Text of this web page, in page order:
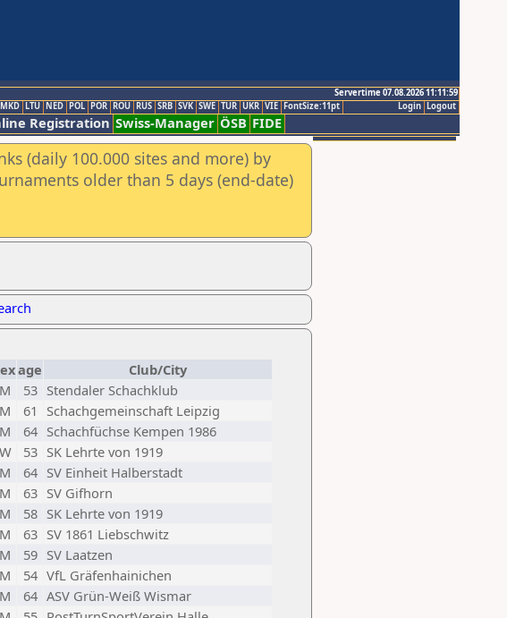
Servertime 07.08.2026 11:11:59
Logout
Login
MKD LTU NED POL POR ROU RUS SRB SVK SWE TUR UKR VIE FontSize:11pt
Registration Swiss-Manager ÖSB FIDE
(daily 100.000 sites and more) by
older than 5 days (end-date)
age
Club/City
M 53 Stendaler Schachklub
M 61
Schachgemeinschaft Leipzig
M 64 Schachfüchse Kempen 1986
W 53 SK Lehrte von 1919
M 64 SV Einheit Halberstadt
M 63 SV Gifhorn
M 58 SK Lehrte von 1919
M 63 SV 1861 Liebschwitz
M 59 SV Laatzen
M 54 VfL Gräfenhainichen
M 64 ASV Grün-Weiß Wismar